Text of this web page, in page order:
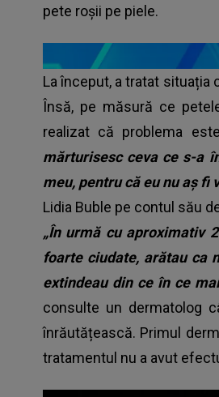
pete roșii pe piele.
La început, a tratat
Însă, pe măsură ce
realizat că problema
mărturisesc ceva ce s-a
meu, pentru că eu nu aș fi
Lidia Buble pe contul său
„În urmă cu aproximativ
foarte ciudate, arătau ca
extindeau din ce în ce
consulte un dermatolog
înrăutățească. Primul
tratamentul nu a avut